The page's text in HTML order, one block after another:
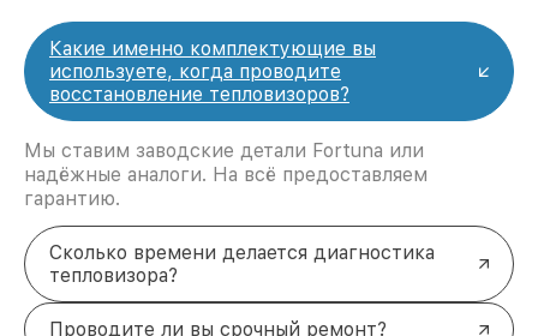
Какие именно комплектующие вы
используете, когда проводите
восстановление тепловизоров?
Мы ставим заводские детали Fortuna или
надёжные аналоги. На всё предоставляем
гарантию.
Сколько времени делается диагностика
тепловизора?
Проводите ли вы срочный ремонт?